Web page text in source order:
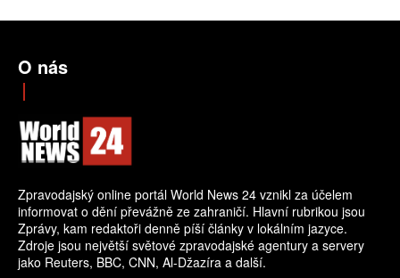
O nás
Zpravodajský online portál World News 24 vznikl za účelem
informovat o dění převážně ze zahraničí. Hlavní rubrikou jsou
Zprávy, kam redaktoři denně píší články v lokálním jazyce.
Zdroje jsou největší světové zpravodajské agentury a servery
jako Reuters, BBC, CNN, Al-Džazíra a další.